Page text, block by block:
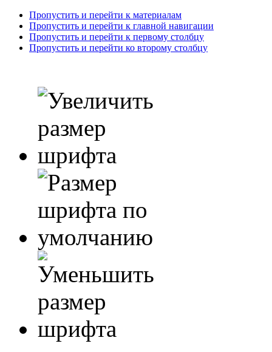
Пропустить и перейти к материалам
Пропустить и перейти к главной навигации
Пропустить и перейти к первому столбцу
Пропустить и перейти ко второму столбцу